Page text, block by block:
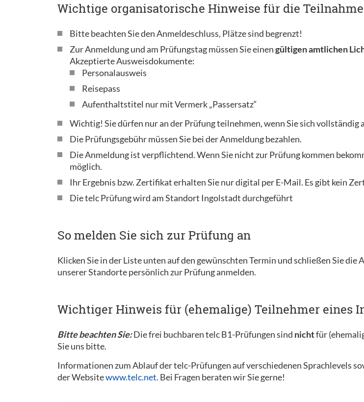
Wichtige organisatorische Hinweise für die
Bitte beachten Sie den Anmeldeschluss, Plätze sind begrenzt!
Zur Anmeldung und am Prüfungstag müssen Sie einengültigen amtlichen
Akzeptierte Ausweisdokumente:
Personalausweis
Reisepass
Aufenthaltstitel nur mit Vermerk „Passersatz“
Wichtig! Sie dürfen nur an der Prüfung teilnehmen, wenn Sie sich vollständig
Die Prüfungsgebühr müssen Sie bei der Anmeldung bezahlen.
Die Anmeldung ist verpflichtend. Wenn Sie nicht zur Prüfung kommen
möglich.
Ihr Ergebnis bzw. Zertifikat erhalten Sie nur digital per E-Mail. Es gibt kein
Die telc Prüfung wird am Standort Ingolstadt durchgeführt
So melden Sie sich zur Prüfung an
Klicken Sie in der Liste unten auf den gewünschten Termin und schließen Sie
unserer Standorte persönlich zur Prüfung anmelden.
Wichtiger Hinweis für (ehemalige) Teilnehmer eines
Bitte beachten Sie:Die frei buchbaren telc B1-Prüfungen sind nichtfür
Sie uns bitte.
Informationen zum Ablauf der telc-Prüfungen auf verschiedenen Sprachlevels
der Websitewww.telc.net. Bei Fragen beraten wir Sie gerne!